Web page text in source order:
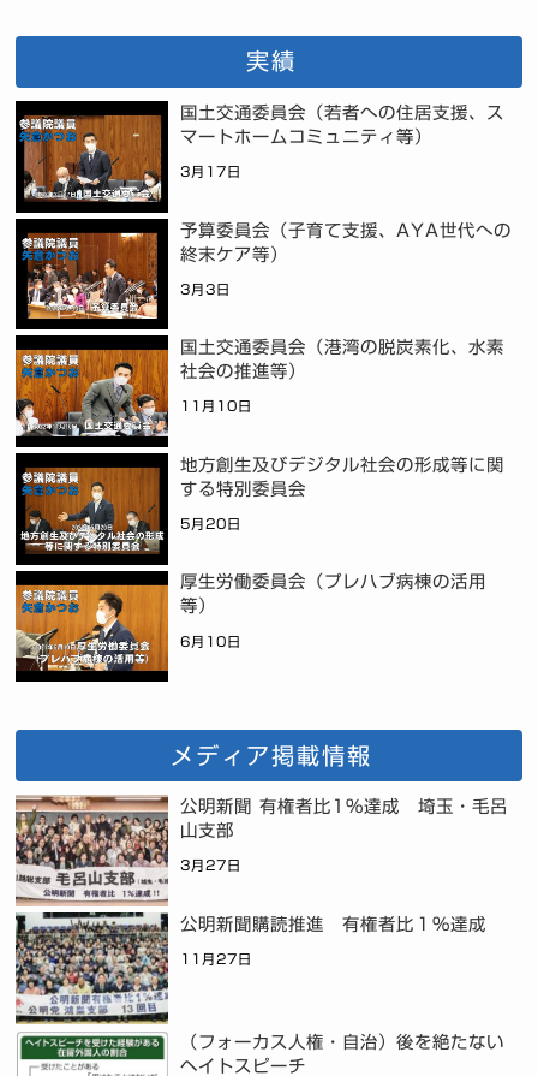
実績
国土交通委員会（若者への住居支援、ス
マートホームコミュニティ等）
3月17日
予算委員会（子育て支援、AYA世代への
終末ケア等）
3月3日
国土交通委員会（港湾の脱炭素化、水素
社会の推進等）
11月10日
地方創生及びデジタル社会の形成等に関
する特別委員会
5月20日
厚生労働委員会（プレハブ病棟の活用
等）
6月10日
メディア掲載情報
公明新聞 有権者比1%達成 埼玉・毛呂
山支部
3月27日
公明新聞購読推進 有権者比１％達成
11月27日
（フォーカス人権・自治）後を絶たない
ヘイトスピーチ